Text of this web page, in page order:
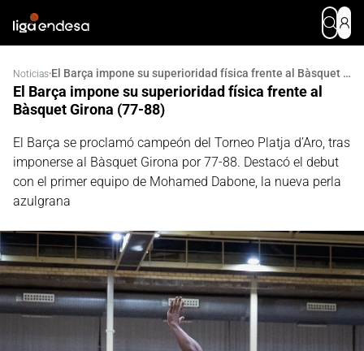
Noticias· El Barça impone su superioridad física frente al Bàsquet Girona (77-88)
El Barça impone su superioridad física frente al
Bàsquet Girona (77-88)
El Barça se proclamó campeón del Torneo Platja d’Aro, tras
imponerse al Bàsquet Girona por 77-88. Destacó el debut
con el primer equipo de Mohamed Dabone, la nueva perla
azulgrana